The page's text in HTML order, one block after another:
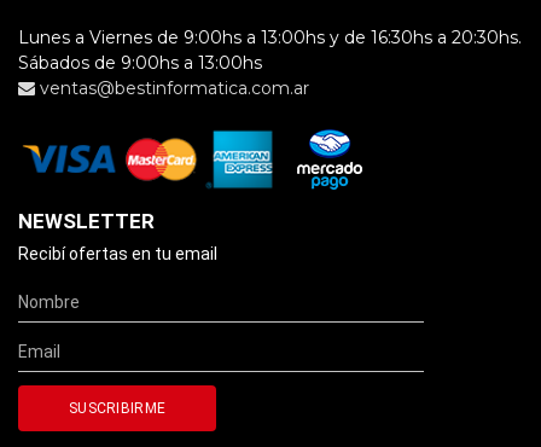
Lunes a Viernes de 9:00hs a 13:00hs y de 16:30hs a 20:30hs.
Sábados de 9:00hs a 13:00hs
ventas@bestinformatica.com.ar
NEWSLETTER
Recibí ofertas en tu email